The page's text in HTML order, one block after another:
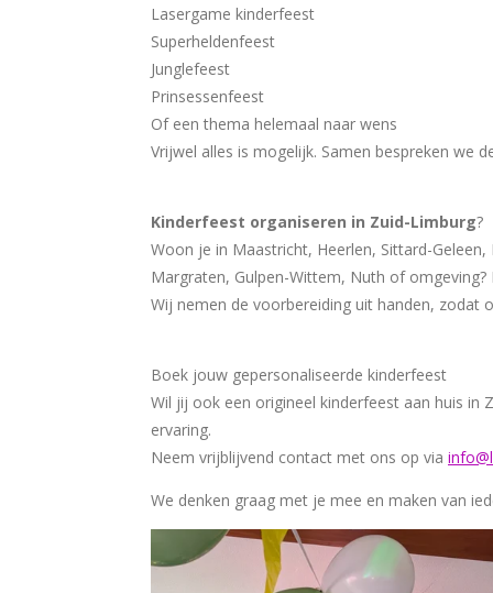
Lasergame kinderfeest
Superheldenfeest
Junglefeest
Prinsessenfeest
Of een thema helemaal naar wens
Vrijwel alles is mogelijk. Samen bespreken we
Kinderfeest organiseren in Zuid-Limburg?
Woon je in Maastricht, Heerlen, Sittard-
Margraten, Gulpen-Wittem, Nuth of
Wij nemen de voorbereiding uit handen, zodat
Boek jouw gepersonaliseerde kinderfeest
Wil jij ook een origineel kinderfeest aan huis in
ervaring.
Neem vrijblijvend contact met ons op via
We denken graag met je mee en maken van